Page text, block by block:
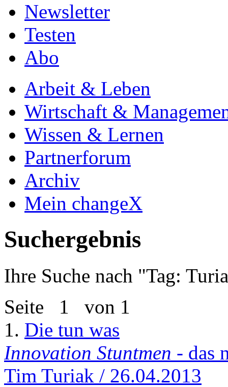
Newsletter
Testen
Abo
Arbeit & Leben
Wirtschaft &
Wissen & Lernen
Partnerforum
Archiv
Mein changeX
Suchergebnis
Ihre Suche nach "Tag:
Seite 1 von 1
1. Die tun was
Innovation Stuntmen - das
Tim Turiak / 26.04.2013